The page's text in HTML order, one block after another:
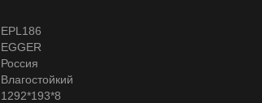
EPL186
EGGER
Россия
Влагостойкий
1292*193*8